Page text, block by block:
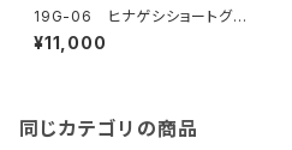
19G-06 ヒナゲシショートグ
ローブ
¥11,000
同じカテゴリの商品